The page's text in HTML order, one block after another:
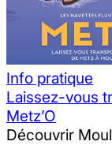
Info pratique
Laissez-vous
Metz’O
Découvrir